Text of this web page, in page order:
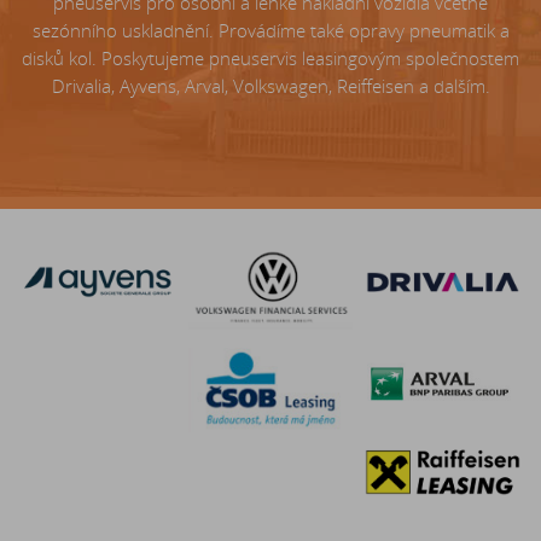
sezónního uskladnění. Provádíme také opravy pneumatik a
disků kol. Poskytujeme pneuservis leasingovým společnostem
Drivalia, Ayvens, Arval, Volkswagen, Reiffeisen a dalším.